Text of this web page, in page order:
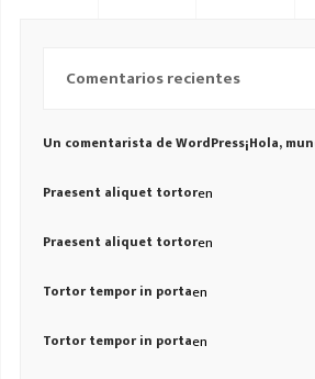
Comentarios recientes
Un comentarista de WordPress¡Hola,
en
Praesent aliquet tortor
en
Praesent aliquet tortor
en
Tortor tempor in porta
en
Tortor tempor in porta